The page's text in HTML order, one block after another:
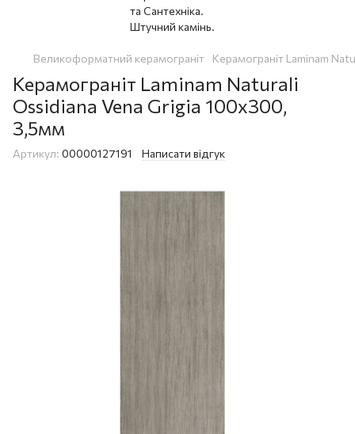
Великоформатний керамограніт Керамограніт Laminam
Керамограніт Laminam Naturali
Ossidiana Vena Grigia 100x300,
3,5мм
Артикул: 00000127191 Написати відгук